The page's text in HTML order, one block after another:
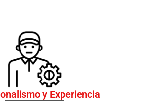
y Experiencia